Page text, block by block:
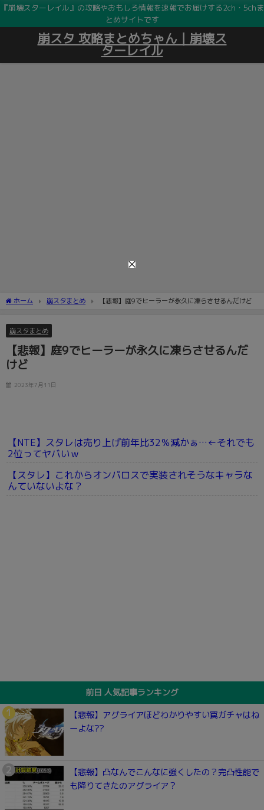
『崩壊スターレイル』の攻略やおもしろ情報を速報でお届けする2ch・5chま
とめサイトです
崩スタ 攻略まとめちゃん｜崩壊ス
ターレイル
ホーム 崩スタまとめ 【悲報】庭9でヒーラーが永久に凍らさせるんだけど
崩スタまとめ
【悲報】庭9でヒーラーが永久に凍らさせるんだ
けど
2023年7月11日
【NTE】スタレは売り上げ前年比32％減かぁ…←それでも
2位ってヤバいｗ
【スタレ】これからオンパロスで実装されそうなキャラな
んていないよな？
前日 人気記事ランキング
【悲報】アグライアほどわかりやすい罠ガチャはね
ーよな??
【悲報】凸なんでこんなに強くしたの？完凸性能で
も降りてきたのアグライア？